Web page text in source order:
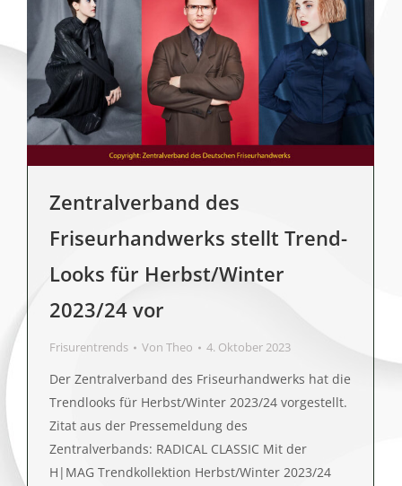
Zentralverband des
Friseurhandwerks stellt Trend-
Looks für Herbst/Winter
2023/24 vor
Frisurentrends Von Theo 4. Oktober 2023
Der Zentralverband des Friseurhandwerks hat die
Trendlooks für Herbst/Winter 2023/24 vorgestellt.
Zitat aus der Pressemeldung des
Zentralverbands: RADICAL CLASSIC Mit der
H|MAG Trendkollektion Herbst/Winter 2023/24